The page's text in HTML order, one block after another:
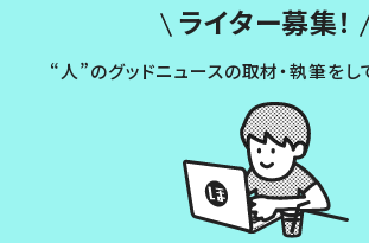
ライター募集！
“人”のグッドニュースの取材・執筆をし